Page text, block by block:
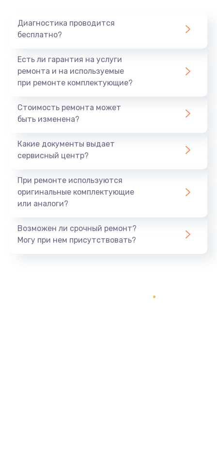
Диагностика проводится
бесплатно?
Есть ли гарантия на услуги
ремонта и на используемые
при ремонте комплектующие?
Стоимость ремонта может
быть изменена?
Какие документы выдает
сервисный центр?
При ремонте используются
оригинальные комплектующие
или аналоги?
Возможен ли срочный ремонт?
Могу при нем присутствовать?